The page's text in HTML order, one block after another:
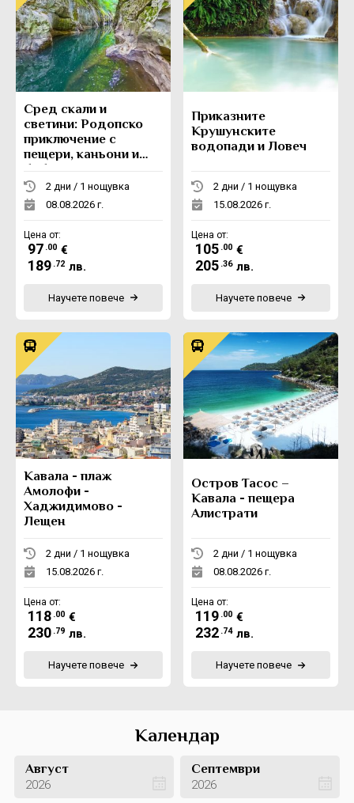
Сред скали и
светини: Родопско
приключение с
пещери, каньони и
боб
2 дни / 1 нощувка
08.08.2026 г.
Цена от:
97 .00 €
189 .72 лв.
Научете повече
Приказните
Крушунските
водопади и Ловеч
2 дни / 1 нощувка
15.08.2026 г.
Цена от:
105 .00 €
205 .36 лв.
Научете повече
Кавала - плаж
Амолофи -
Хаджидимово -
Лещен
2 дни / 1 нощувка
15.08.2026 г.
Цена от:
118 .00 €
230 .79 лв.
Научете повече
Остров Тасос –
Кавала - пещера
Алистрати
2 дни / 1 нощувка
08.08.2026 г.
Цена от:
119 .00 €
232 .74 лв.
Научете повече
Календар
Август
2026
Септември
2026